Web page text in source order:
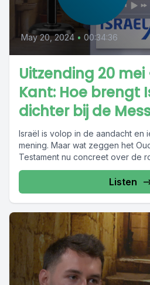
May 20, 2024 • 00:34:36
Uitzending 20 mei
Kant: Hoe brengt
dichter bij de
Israël is volop in de aandacht en
mening. Maar wat zeggen het
Testament nu concreet over de
Listen